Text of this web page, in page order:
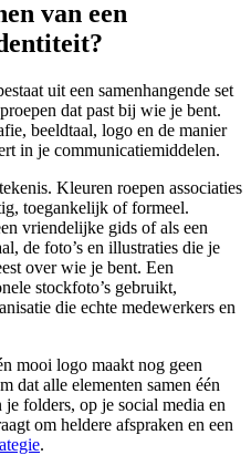
van een
uit een samenhangende set
dat past bij wie je bent.
beeldtaal, logo en de manier
in je communicatiemiddelen.
Kleuren roepen associaties
toegankelijk of formeel.
vriendelijke gids of als een
de foto’s en illustraties die je
over wie je bent. Een
stockfoto’s gebruikt,
die echte medewerkers en
mooi logo maakt nog geen
dat alle elementen samen één
folders, op je social media en
om heldere afspraken en een
.